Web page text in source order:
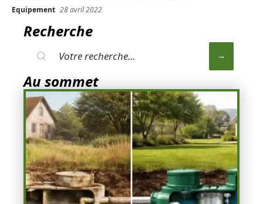
Equipement 28 avril 2022
Recherche
Au sommet